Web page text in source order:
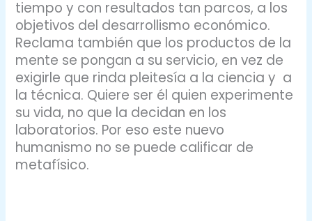
tiempo y con resultados tan parcos, a los
objetivos del desarrollismo económico.
Reclama también que los productos de la
mente se pongan a su servicio, en vez de
exigirle que rinda pleitesía a la ciencia y a
la técnica. Quiere ser él quien experimente
su vida, no que la decidan en los
laboratorios. Por eso este nuevo
humanismo no se puede calificar de
metafísico.